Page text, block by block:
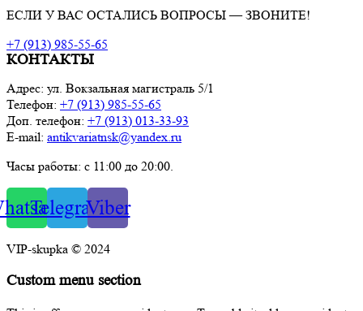
ЕСЛИ У ВАС ОСТАЛИСЬ ВОПРОСЫ — ЗВОНИТЕ!
+7 (913) 985-55-65
КОНТАКТЫ
Адрес: ул. Вокзальная магистраль 5/1
Телефон: +7 (913) 985-55-65
Доп. телефон: +7 (913) 013-33-93
E-mail: antikvariatnsk@yandex.ru
Часы работы: с 11:00 до 20:00.
TelegramViber
VIP-skupka © 2024
Custom menu section